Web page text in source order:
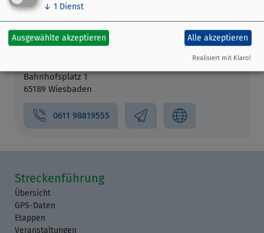
Der Radler im Hauptbahnhof an
Bahnhofsplatz 1
65189 Wiesbaden
0611 98819555
Streckenführung
Übersicht
GPS-Daten
Etappen
Veranstaltungen
↓ 1 Dienst
Ausgewählte akzeptieren Alle akzeptieren
Realisiert mit Klaro!